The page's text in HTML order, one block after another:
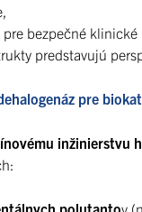
pre bezpečné klinické
predstavujú
pre
inžinierstvu